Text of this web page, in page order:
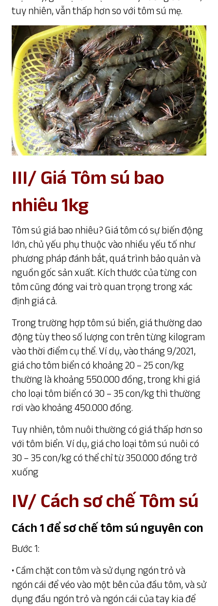
tuy nhiên, vẫn thấp hơn so với tôm sú mẹ.
III/ Giá Tôm sú bao
nhiêu 1kg
Tôm sú giá bao nhiêu? Giá tôm có sự biến động
lớn, chủ yếu phụ thuộc vào nhiều yếu tố như
phương pháp đánh bắt, quá trình bảo quản và
nguồn gốc sản xuất. Kích thước của từng con
tôm cũng đóng vai trò quan trọng trong xác
định giá cả.
Trong trường hợp tôm sú biển, giá thường dao
động tùy theo số lượng con trên từng kilogram
vào thời điểm cụ thể. Ví dụ, vào tháng 9/2021,
giá cho tôm biển có khoảng 20 – 25 con/kg
thường là khoảng 550.000 đồng, trong khi giá
cho loại tôm biển có 30 – 35 con/kg thì thường
rơi vào khoảng 450.000 đồng.
Tuy nhiên, tôm nuôi thường có giá thấp hơn so
với tôm biển. Ví dụ, giá cho loại tôm sú nuôi có
30 – 35 con/kg có thể chỉ từ 350.000 đồng trở
xuống
IV/ Cách sơ chế Tôm sú
Cách 1 để sơ chế tôm sú nguyên con
Bước 1:
• Cầm chặt con tôm và sử dụng ngón trỏ và
ngón cái để véo vào một bên của đầu tôm, và sử
dụng đầu ngón trỏ và ngón cái của tay kia để